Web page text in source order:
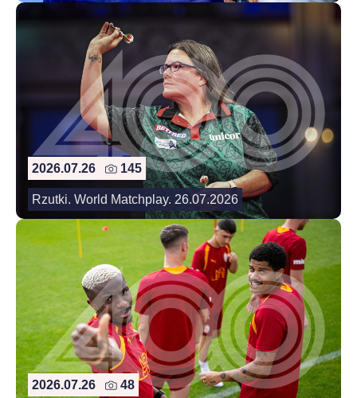
2026.07.26 145
Rzutki. World Matchplay. 26.07.2026
2026.07.26 48